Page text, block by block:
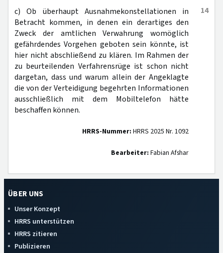
14
c) Ob überhaupt Ausnahmekonstellationen in
Betracht kommen, in denen ein derartiges den
Zweck der amtlichen Verwahrung womöglich
gefährdendes Vorgehen geboten sein könnte, ist
hier nicht abschließend zu klären. Im Rahmen der
zu beurteilenden Verfahrensrüge ist schon nicht
dargetan, dass und warum allein der Angeklagte
die von der Verteidigung begehrten Informationen
ausschließlich mit dem Mobiltelefon hätte
beschaffen können.
HRRS-Nummer: HRRS 2025 Nr. 1092
Bearbeiter: Fabian Afshar
ÜBER UNS
Unser Konzept
HRRS unterstützen
HRRS zitieren
Publizieren